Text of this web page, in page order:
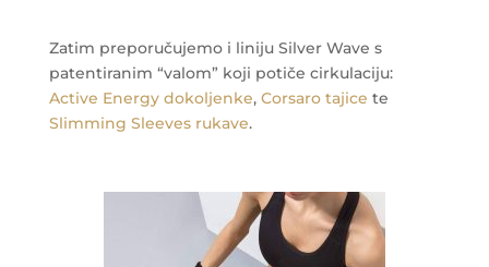
Zatim preporučujemo i liniju Silver Wave s
patentiranim “valom” koji potiče cirkulaciju:
Active Energy dokoljenke, Corsaro tajice te
Slimming Sleeves rukave.